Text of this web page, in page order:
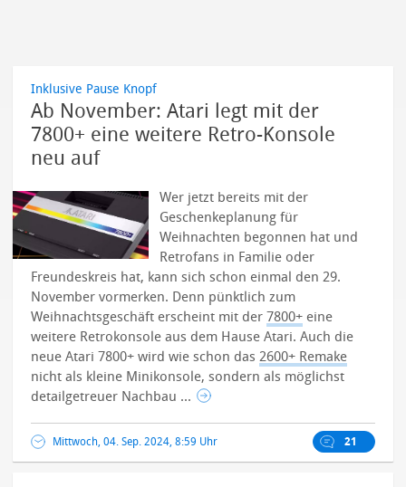
Inklusive Pause Knopf
Ab November: Atari legt mit der
7800+ eine weitere Retro-Konsole
neu auf
Wer jetzt bereits mit der
Geschenkeplanung für
Weihnachten begonnen hat und
Retrofans in Familie oder
Freundeskreis hat, kann sich schon einmal den 29.
November vormerken. Denn pünktlich zum
Weihnachtsgeschäft erscheint mit der7800+ eine
weitere Retrokonsole aus dem Hause Atari. Auch die
neue Atari 7800+ wird wie schon das2600+ Remake
nicht als kleine Minikonsole, sondern als möglichst
detailgetreuer Nachbau ...
Mittwoch, 04. Sep. 2024, 8:59 Uhr 21